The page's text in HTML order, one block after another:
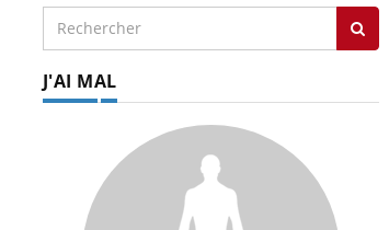
J'AI MAL